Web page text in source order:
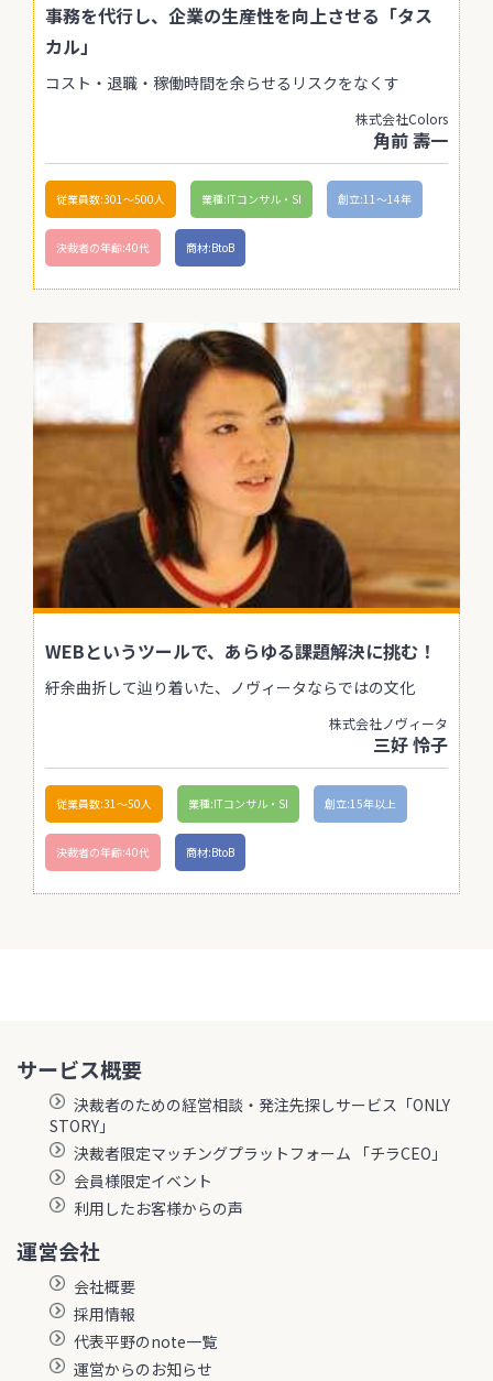
事務を代行し、企業の生産性を向上させる「タス
カル」
コスト・退職・稼働時間を余らせるリスクをなくす
株式会社Colors
角前 壽一
従業員数:301〜500人 業種:ITコンサル・SI 創立:11〜14年
決裁者の年齢:40代 商材:BtoB
WEBというツールで、あらゆる課題解決に挑む！
紆余曲折して辿り着いた、ノヴィータならではの文化
株式会社ノヴィータ
三好 怜子
従業員数:31〜50人 業種:ITコンサル・SI 創立:15年以上
決裁者の年齢:40代 商材:BtoB
サービス概要
決裁者のための経営相談・発注先探しサービス「ONLY
STORY」
決裁者限定マッチングプラットフォーム 「チラCEO」
会員様限定イベント
利用したお客様からの声
運営会社
会社概要
採用情報
代表平野のnote一覧
運営からのお知らせ